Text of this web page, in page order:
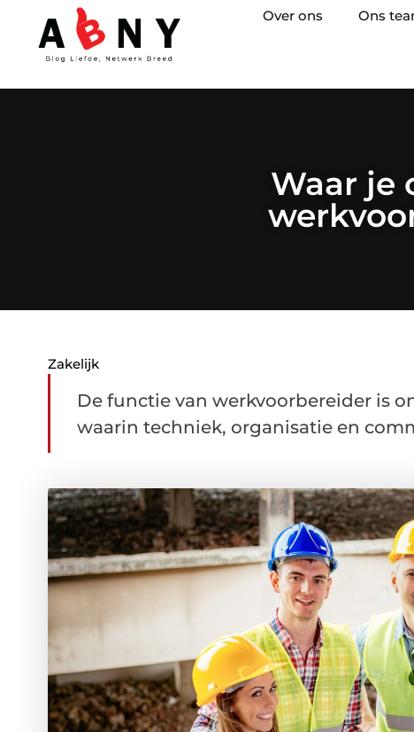
Over ons Ons
Waar je
Zakelijk
De functie van werkvoorbereider is
waarin techniek, organisatie en